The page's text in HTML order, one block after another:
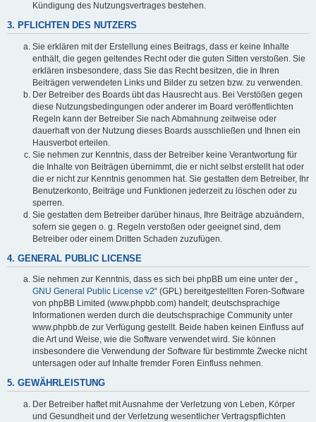
Kündigung des Nutzungsvertrages bestehen.
3. PFLICHTEN DES NUTZERS
Sie erklären mit der Erstellung eines Beitrags, dass er keine Inhalte
enthält, die gegen geltendes Recht oder die guten Sitten verstoßen. Sie
erklären insbesondere, dass Sie das Recht besitzen, die in Ihren
Beiträgen verwendeten Links und Bilder zu setzen bzw. zu verwenden.
Der Betreiber des Boards übt das Hausrecht aus. Bei Verstößen gegen
diese Nutzungsbedingungen oder anderer im Board veröffentlichten
Regeln kann der Betreiber Sie nach Abmahnung zeitweise oder
dauerhaft von der Nutzung dieses Boards ausschließen und Ihnen ein
Hausverbot erteilen.
Sie nehmen zur Kenntnis, dass der Betreiber keine Verantwortung für
die Inhalte von Beiträgen übernimmt, die er nicht selbst erstellt hat oder
die er nicht zur Kenntnis genommen hat. Sie gestatten dem Betreiber, Ihr
Benutzerkonto, Beiträge und Funktionen jederzeit zu löschen oder zu
sperren.
Sie gestatten dem Betreiber darüber hinaus, Ihre Beiträge abzuändern,
sofern sie gegen o. g. Regeln verstoßen oder geeignet sind, dem
Betreiber oder einem Dritten Schaden zuzufügen.
4. GENERAL PUBLIC LICENSE
Sie nehmen zur Kenntnis, dass es sich bei phpBB um eine unter der „
GNU General Public License v2“ (GPL) bereitgestellten Foren-Software
von phpBB Limited (www.phpbb.com) handelt; deutschsprachige
Informationen werden durch die deutschsprachige Community unter
www.phpbb.de zur Verfügung gestellt. Beide haben keinen Einfluss auf
die Art und Weise, wie die Software verwendet wird. Sie können
insbesondere die Verwendung der Software für bestimmte Zwecke nicht
untersagen oder auf Inhalte fremder Foren Einfluss nehmen.
5. GEWÄHRLEISTUNG
Der Betreiber haftet mit Ausnahme der Verletzung von Leben, Körper
und Gesundheit und der Verletzung wesentlicher Vertragspflichten